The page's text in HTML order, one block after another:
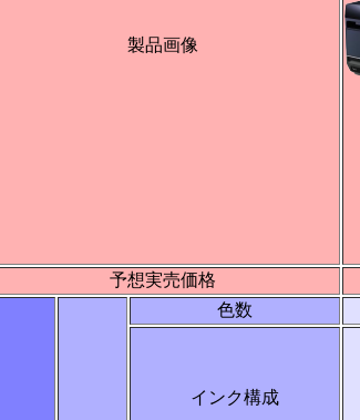
製品画像
予想実売価格
色数
インク構成